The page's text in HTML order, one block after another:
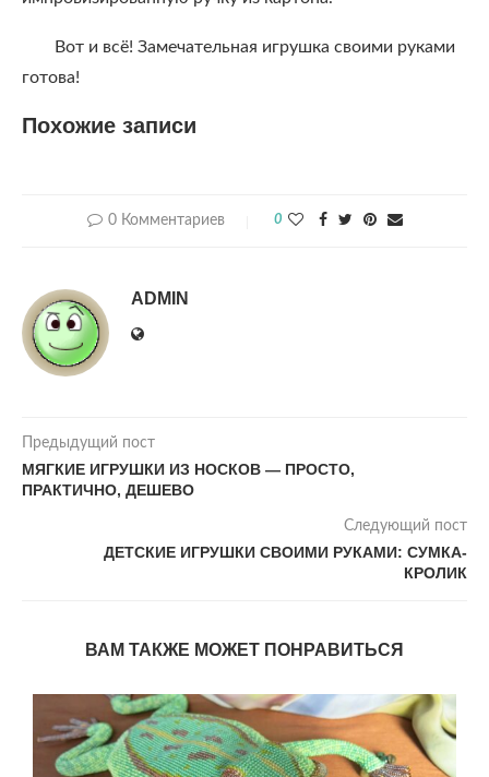
Вот и всё! Замечательная игрушка своими руками
готова!
Похожие записи
0 Комментариев 0
ADMIN
Предыдущий пост
МЯГКИЕ ИГРУШКИ ИЗ НОСКОВ — ПРОСТО,
ПРАКТИЧНО, ДЕШЕВО
Следующий пост
ДЕТСКИЕ ИГРУШКИ СВОИМИ РУКАМИ: СУМКА-
КРОЛИК
ВАМ ТАКЖЕ МОЖЕТ ПОНРАВИТЬСЯ